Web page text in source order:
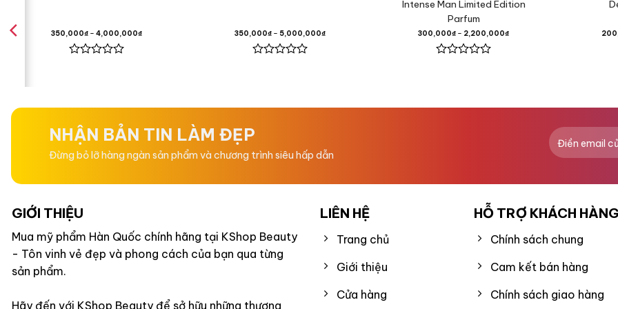
Hoa Cam,
Hương Ambrofix,
Đặc điểm
350,000₫ – 4,000,000₫
5
350,000₫ – 5,000,000₫
5
Intense Man Limited Edition
Parfum
300,000₫ – 2,200,000₫
5
NHẬN BẢN TIN LÀM ĐẸP
Đừng bỏ lỡ hàng ngàn sản phẩm và chương trình siêu hấp dẫn
GIỚI THIỆU
Mua mỹ phẩm Hàn Quốc chính hãng tại KShop Beauty
- Tôn vinh vẻ đẹp và phong cách của bạn qua từng
sản phẩm.
Hãy đến với KShop Beauty để sở hữu những thương
LIÊN HỆ
Trang chủ
Giới thiệu
Cửa hàng
HỖ TRỢ KHÁCH HÀNG
Chính sách chung
Cam kết bán hàng
Chính sách giao hàng